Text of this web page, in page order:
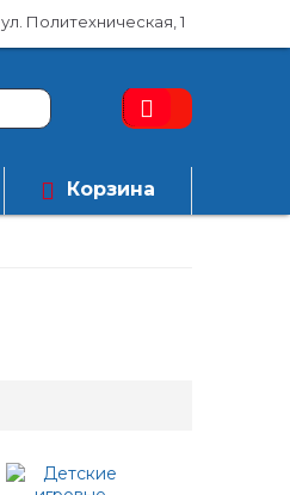
ул. Политехническая, 1
Корзина